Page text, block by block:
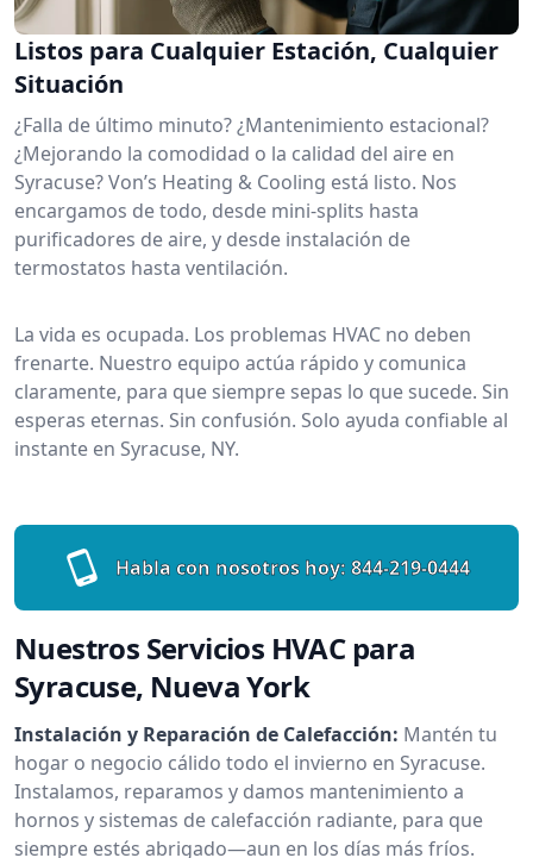
Listos para Cualquier Estación, Cualquier
Situación
¿Falla de último minuto? ¿Mantenimiento estacional?
¿Mejorando la comodidad o la calidad del aire en
Syracuse? Von’s Heating & Cooling está listo. Nos
encargamos de todo, desde mini-splits hasta
purificadores de aire, y desde instalación de
termostatos hasta ventilación.
La vida es ocupada. Los problemas HVAC no deben
frenarte. Nuestro equipo actúa rápido y comunica
claramente, para que siempre sepas lo que sucede. Sin
esperas eternas. Sin confusión. Solo ayuda confiable al
instante en Syracuse, NY.
Habla con nosotros hoy: 844-219-0444
Nuestros Servicios HVAC para
Syracuse, Nueva York
Instalación y Reparación de Calefacción: Mantén tu
hogar o negocio cálido todo el invierno en Syracuse.
Instalamos, reparamos y damos mantenimiento a
hornos y sistemas de calefacción radiante, para que
siempre estés abrigado—aun en los días más fríos.